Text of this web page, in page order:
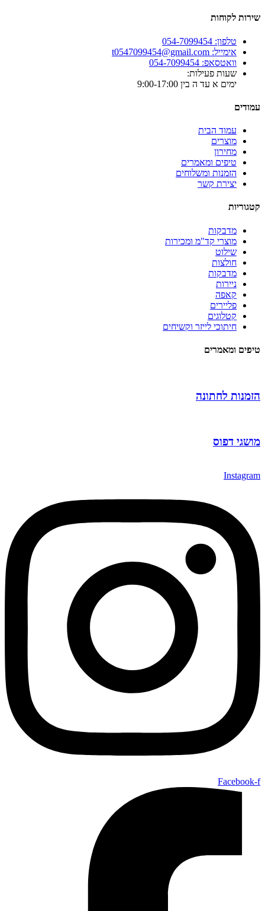
שירות לקוחות
טלפון: 054-7099454
אימייל: t0547099454@gmail.com
וואטסאפ: 054-7099454
שעות פעילות:
ימים א עד ה בין 9:00-17:00
עמודים
עמוד הבית
מוצרים
מחירון
טיפים ומאמרים
הזמנות ומשלוחים
יצירת קשר
קטגוריות
מדבקות
מוצרי קד"מ ומכירות
שילוט
חולצות
מדבקות
ניירות
קאפה
פליירים
קטלוגים
חיתוכי לייזר וקשיחים
טיפים ומאמרים
הזמנות לחתונה
מושגי דפוס
Instagram
Facebook-f